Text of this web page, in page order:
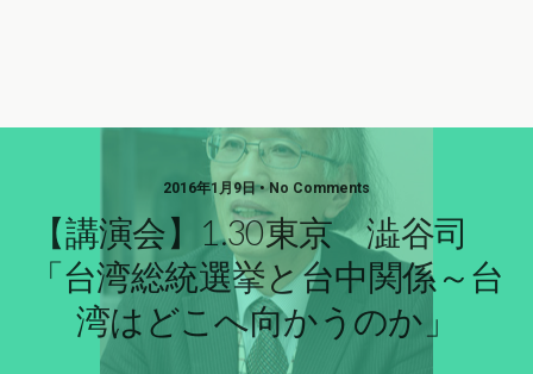
2016年1月9日 • No Comments
【講演会】1.30東京 澁谷司
「台湾総統選挙と台中関係～台
湾はどこへ向かうのか」